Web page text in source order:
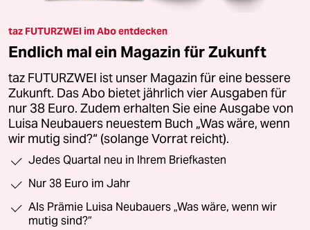
taz FUTURZWEI im Abo entdecken
Endlich mal ein Magazin für Zukunft
taz FUTURZWEI ist unser Magazin für eine bessere
Zukunft. Das Abo bietet jährlich vier Ausgaben für
nur 38 Euro. Zudem erhalten Sie eine Ausgabe von
Luisa Neubauers neuestem Buch „Was wäre, wenn
wir mutig sind?“ (solange Vorrat reicht).
Jedes Quartal neu in Ihrem Briefkasten
Nur 38 Euro im Jahr
Als Prämie Luisa Neubauers „Was wäre, wenn wir
mutig sind?“